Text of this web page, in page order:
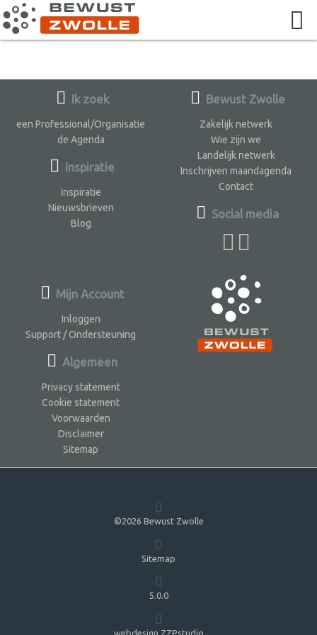
Ik zoek
een Professional/Organisatie
de Agenda
Inspiratie
Inspiratie
Nieuwsbrieven
Blog
Bewust Zwolle
Zakelijk netwerk
Wie zijn we
Landelijk netwerk
Inschrijven maandagenda
Contact
Social media
Mijn Account
Inloggen
Support / Ondersteuning
Algemeen
Privacy statement
Cookie statement
Voorwaarden
Disclaimer
Sitemap
©2026 Bewust Zwolle
Sitemap
5.0.0
webdesign ZZPstudio